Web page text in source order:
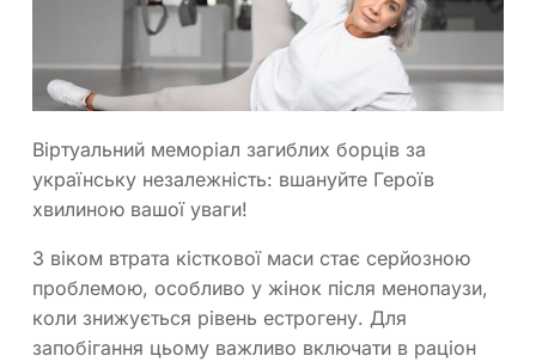
Віртуальний меморіал загиблих борців за
українську незалежність: вшануйте Героїв
хвилиною вашої уваги!
З віком втрата кісткової маси стає серйозною
проблемою, особливо у жінок після менопаузи,
коли знижується рівень естрогену. Для
запобігання цьому важливо включати в раціон